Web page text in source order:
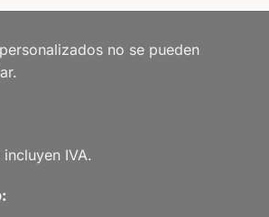
no se pueden
IVA.